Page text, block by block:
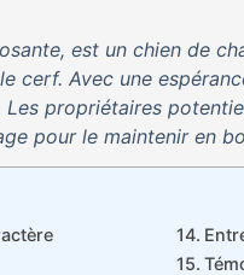
est un chien de
cerf. Avec une
Les propriétaires
pour le maintenir en